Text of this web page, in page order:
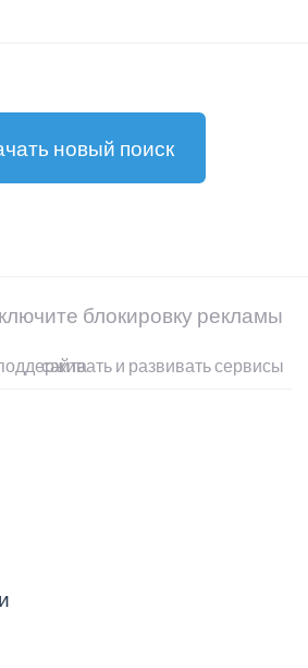
новый поиск
блокировку рекламы
Реклама помогает поддерживать и развивать сервисы сайта